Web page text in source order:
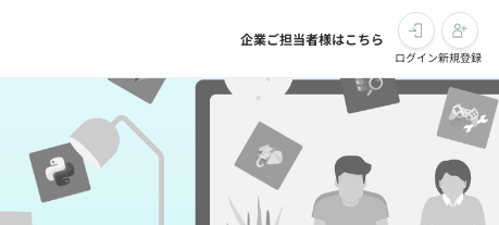
企業ご担当者様はこちら
ログイン新規登録